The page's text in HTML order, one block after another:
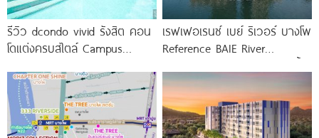
รีวิว dcondo vivid รังสิต คอน
โดแต่งครบสไตล์ Campus
พร้อมรับ-ส่ง
เรฟเฟอเรนซ์ เบย์ ริเวอร์ บางโพ
Reference BAIE River
จาก